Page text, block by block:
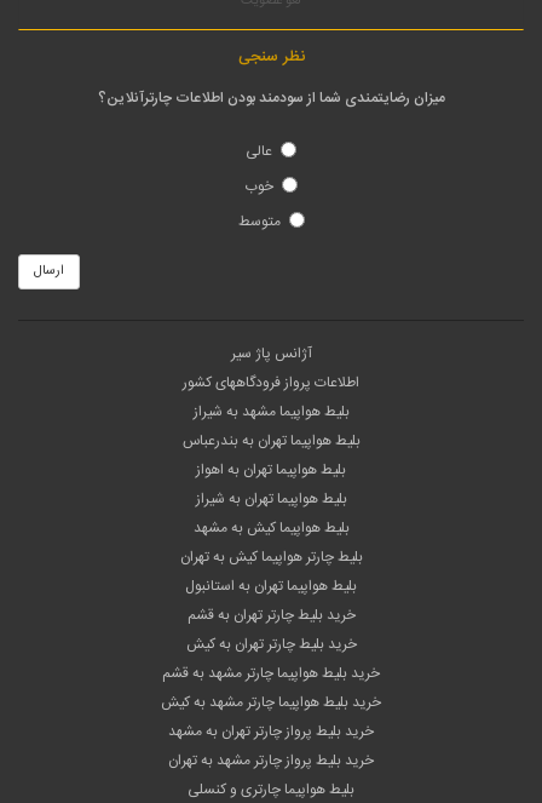
نظر سنجی
میزان رضایتمندی شما از سودمند بودن اطلاعات چارترآنلاین؟
عالی
خوب
متوسط
ارسال
آژانس پاژ سیر
اطلاعات پرواز فرودگاههای کشور
بلیط هواپیما مشهد به شیراز
بلیط هواپیما تهران به بندرعباس
بلیط هواپیما تهران به اهواز
بلیط هواپیما تهران به شیراز
بلیط هواپیما کیش به مشهد
بلیط چارتر هواپیما کیش به تهران
بلیط هواپیما تهران به استانبول
خرید بلیط چارتر تهران به قشم
خرید بلیط چارتر تهران به کیش
خرید بلیط هواپیما چارتر مشهد به قشم
خرید بلیط هواپیما چارتر مشهد به کیش
خرید بلیط پرواز چارتر تهران به مشهد
خرید بلیط پرواز چارتر مشهد به تهران
بلیط هواپیما چارتری و کنسلی